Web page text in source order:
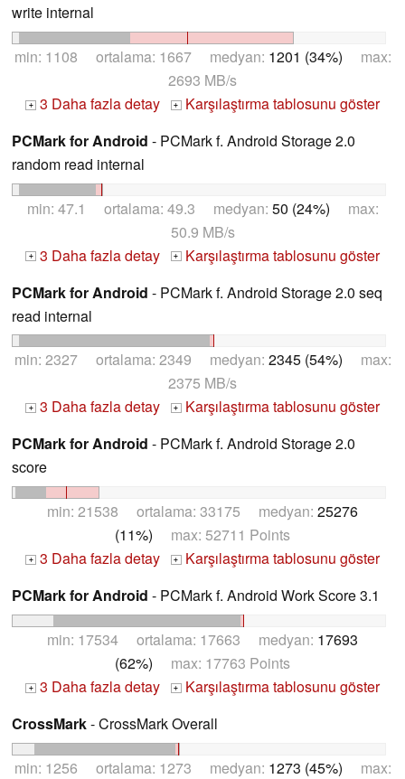
write internal
min: 1108 ortalama: 1667 medyan: 1201 (34%) max:
2693 MB/s
+ 3 Daha fazla detay + Karşılaştırma tablosunu göster
PCMark for Android - PCMark f. Android Storage 2.0
random read internal
min: 47.1 ortalama: 49.3 medyan: 50 (24%) max:
50.9 MB/s
+ 3 Daha fazla detay + Karşılaştırma tablosunu göster
PCMark for Android - PCMark f. Android Storage 2.0 seq
read internal
min: 2327 ortalama: 2349 medyan: 2345 (54%) max:
2375 MB/s
+ 3 Daha fazla detay + Karşılaştırma tablosunu göster
PCMark for Android - PCMark f. Android Storage 2.0
score
min: 21538 ortalama: 33175 medyan: 25276
(11%) max: 52711 Points
+ 3 Daha fazla detay + Karşılaştırma tablosunu göster
PCMark for Android - PCMark f. Android Work Score 3.1
min: 17534 ortalama: 17663 medyan: 17693
(62%) max: 17763 Points
+ 3 Daha fazla detay + Karşılaştırma tablosunu göster
CrossMark- CrossMark Overall
min: 1256 ortalama: 1273 medyan: 1273 (45%) max: